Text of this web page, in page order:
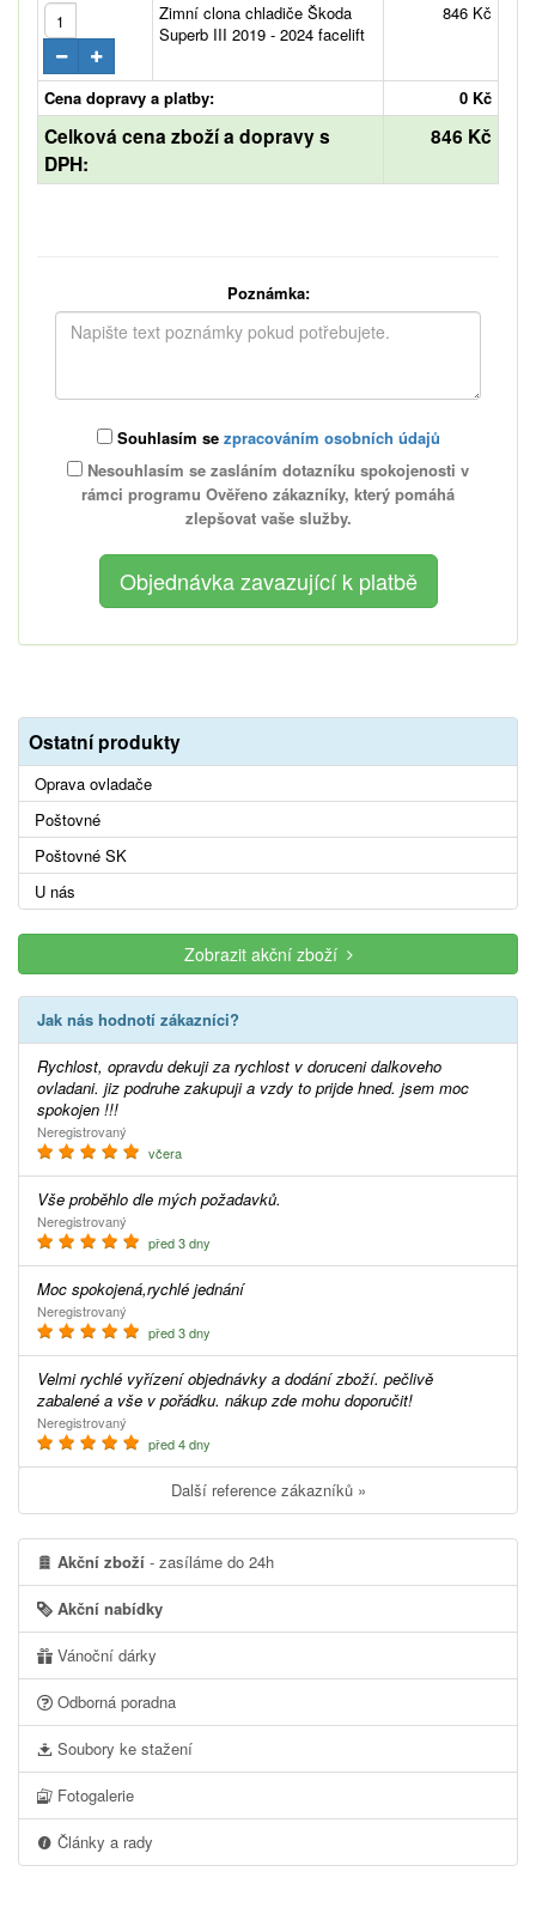
Zimní clona chladiče Škoda
Superb III 2019 - 2024 facelift
846 Kč
Cena dopravy a platby: 0 Kč
Celková cena zboží a dopravy s
DPH:
846 Kč
Poznámka:
Souhlasím se zpracováním osobních údajů
Nesouhlasím se zasláním dotazníku spokojenosti v
rámci programu Ověřeno zákazníky, který pomáhá
zlepšovat vaše služby.
Ostatní produkty
Oprava ovladače
Poštovné
Poštovné SK
U nás
Zobrazit akční zboží
Jak nás hodnotí zákazníci?
Rychlost, opravdu dekuji za rychlost v doruceni dalkoveho
ovladani. jiz podruhe zakupuji a vzdy to prijde hned. jsem moc
spokojen !!!
Neregistrovaný
včera
Vše proběhlo dle mých požadavků.
Neregistrovaný
před 3 dny
Moc spokojená,rychlé jednání
Neregistrovaný
před 3 dny
Velmi rychlé vyřízení objednávky a dodání zboží. pečlivě
zabalené a vše v pořádku. nákup zde mohu doporučit!
Neregistrovaný
před 4 dny
Další reference zákazníků »
Akční zboží - zasíláme do 24h
Akční nabídky
Vánoční dárky
Odborná poradna
Soubory ke stažení
Fotogalerie
Články a rady